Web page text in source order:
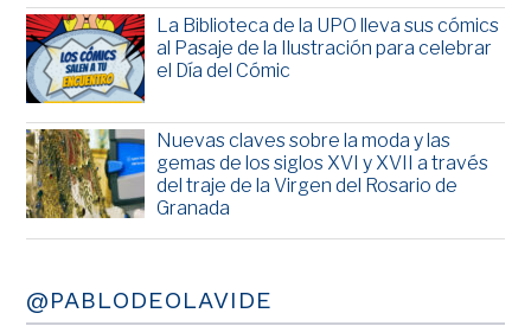
La Biblioteca de la UPO lleva sus cómics
al Pasaje de la Ilustración para celebrar
el Día del Cómic
Nuevas claves sobre la moda y las
gemas de los siglos XVI y XVII a través
del traje de la Virgen del Rosario de
Granada
@PABLODEOLAVIDE